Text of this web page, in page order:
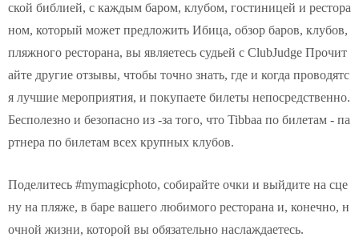
ской библией, с каждым баром, клубом, гостиницей и рестора
ном, который может предложить Ибица, обзор баров, клубов,
пляжного ресторана, вы являетесь судьей с ClubJudge Прочит
айте другие отзывы, чтобы точно знать, где и когда проводятс
я лучшие мероприятия, и покупаете билеты непосредственно.
Бесполезно и безопасно из -за того, что Tibbaa по билетам - па
ртнера по билетам всех крупных клубов.
Поделитесь #mymagicphoto, собирайте очки и выйдите на сце
ну на пляже, в баре вашего любимого ресторана и, конечно, н
очной жизни, которой вы обязательно наслаждаетесь.